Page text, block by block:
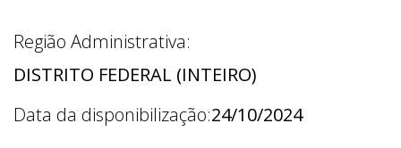
Região Administrativa:
DISTRITO FEDERAL (INTEIRO)
Data da disponibilização:24/10/2024